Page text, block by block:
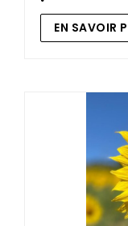
EN SAVOIR